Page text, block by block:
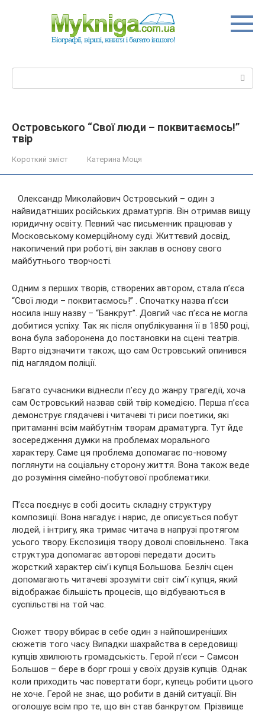
Островського “Свої люди – поквитаємось!”
твір
Короткий зміст Катерина Моця
Олександр Миколайович Островський – один з
найвидатніших російських драматургів. Він отримав вищу
юридичну освіту. Певний час письменник працював у
Московському комерційному суді. Життєвий досвід,
накопичений при роботі, він заклав в основу свого
майбутнього творчості.
Одним з перших творів, створених автором, стала п’єса
“Свої люди – поквитаємось!” . Спочатку назва п’єси
носила іншу назву – “Банкрут”. Довгий час п’єса не могла
добитися успіху. Так як після опублікування її в 1850 році,
вона була заборонена до постановки на сцені театрів.
Варто відзначити також, що сам Островський опинився
під наглядом поліції.
Багато сучасники віднесли п’єсу до жанру трагедії, хоча
сам Островський назвав свій твір комедією. Перша п’єса
демонструє глядачеві і читачеві ті риси поетики, які
притаманні всім майбутнім творам драматурга. Тут йде
зосередження думки на проблемах морального
характеру. Саме ця проблема допомагає по-новому
поглянути на соціальну сторону життя. Вона також веде
до розуміння сімейно-побутової проблематики.
П’єса поєднує в собі досить складну структуру
композиції. Вона нагадує і нарис, де описується побут
людей, і інтригу, яка тримає читача в напрузі протягом
усього твору. Експозиція твору доволі сповільнено. Така
структура допомагає авторові передати досить
жорсткий характер сім’ї купця Большова. Безліч сцен
допомагають читачеві зрозуміти світ сім’ї купця, який
відображає більшість процесів, що відбуваються в
суспільстві на той час.
Сюжет твору вбирає в себе один з найпоширеніших
сюжетів того часу. Випадки шахрайства в середовищі
купців хвилюють громадськість. Герой п’єси – Самсон
Большов – бере в борг гроші у своїх друзів купців. Однак
коли приходить час повертати борг, купець робити цього
не хоче. Герой не знає, що робити в даній ситуації. Він
оголошує всім про те, що він став банкрутом. Прізвище